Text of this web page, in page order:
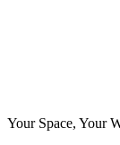
Your Space, Your